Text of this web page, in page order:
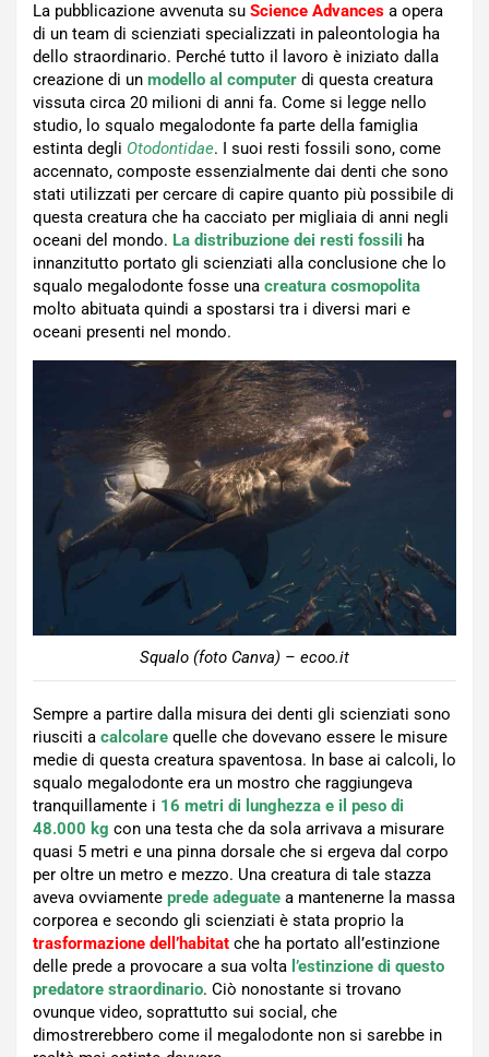
La pubblicazione avvenuta su Science Advances a opera
di un team di scienziati specializzati in paleontologia ha
dello straordinario. Perché tutto il lavoro è iniziato dalla
creazione di un modello al computer di questa creatura
vissuta circa 20 milioni di anni fa. Come si legge nello
studio, lo squalo megalodonte fa parte della famiglia
estinta degli Otodontidae. I suoi resti fossili sono, come
accennato, composte essenzialmente dai denti che sono
stati utilizzati per cercare di capire quanto più possibile di
questa creatura che ha cacciato per migliaia di anni negli
oceani del mondo. La distribuzione dei resti fossili ha
innanzitutto portato gli scienziati alla conclusione che lo
squalo megalodonte fosse una creatura cosmopolita
molto abituata quindi a spostarsi tra i diversi mari e
oceani presenti nel mondo.
Squalo (foto Canva) – ecoo.it
Sempre a partire dalla misura dei denti gli scienziati sono
riusciti a calcolare quelle che dovevano essere le misure
medie di questa creatura spaventosa. In base ai calcoli, lo
squalo megalodonte era un mostro che raggiungeva
tranquillamente i 16 metri di lunghezza e il peso di
48.000 kg con una testa che da sola arrivava a misurare
quasi 5 metri e una pinna dorsale che si ergeva dal corpo
per oltre un metro e mezzo. Una creatura di tale stazza
aveva ovviamente prede adeguate a mantenerne la massa
corporea e secondo gli scienziati è stata proprio la
trasformazione dell’habitat che ha portato all’estinzione
delle prede a provocare a sua volta l’estinzione di questo
predatore straordinario. Ciò nonostante si trovano
ovunque video, soprattutto sui social, che
dimostrerebbero come il megalodonte non si sarebbe in